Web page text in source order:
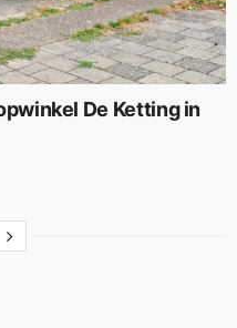
De Ketting in